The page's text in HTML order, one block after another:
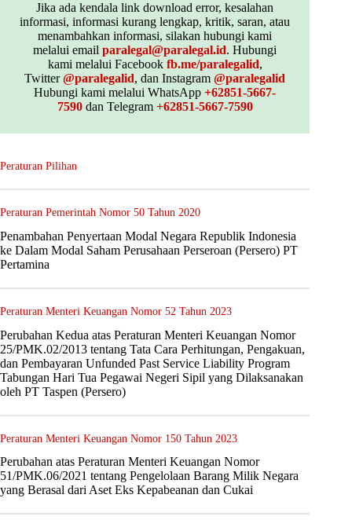
Jika ada kendala link download error, kesalahan
informasi, informasi kurang lengkap, kritik, saran, atau
menambahkan informasi, silakan hubungi kami
melalui emailparalegal@paralegal.id. Hubungi
kami melalui Facebook fb.me/paralegalid,
Twitter@paralegalid, dan Instagram@paralegalid
Hubungi kami melalui WhatsApp+62851-5667-
7590dan Telegram +62851-5667-7590
Peraturan Pilihan
Peraturan Pemerintah Nomor 50 Tahun 2020
Penambahan Penyertaan Modal Negara Republik Indonesia
ke Dalam Modal Saham Perusahaan Perseroan (Persero) PT
Pertamina
Peraturan Menteri Keuangan Nomor 52 Tahun 2023
Perubahan Kedua atas Peraturan Menteri Keuangan Nomor
25/PMK.02/2013 tentang Tata Cara Perhitungan, Pengakuan,
dan Pembayaran Unfunded Past Service Liability Program
Tabungan Hari Tua Pegawai Negeri Sipil yang Dilaksanakan
oleh PT Taspen (Persero)
Peraturan Menteri Keuangan Nomor 150 Tahun 2023
Perubahan atas Peraturan Menteri Keuangan Nomor
51/PMK.06/2021 tentang Pengelolaan Barang Milik Negara
yang Berasal dari Aset Eks Kepabeanan dan Cukai